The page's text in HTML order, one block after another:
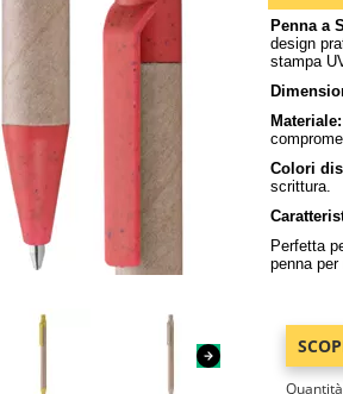
Penna a
design
stampa
Materiale:
Colori
scrittura.
Perfetta
penna